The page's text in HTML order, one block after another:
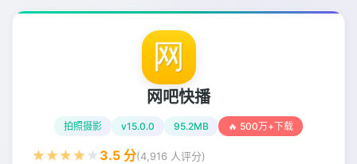
网吧快播
拍照摄影 v15.0.0 95.2MB 🔥 500万+下载
★ ★ ★ ★ ★ 3.5 分(4,916 人评分)